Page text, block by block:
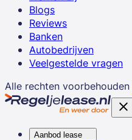
Blogs
Reviews
Banken
Autobedrijven
Veelgestelde vragen
Alle rechten voorbehouden
Aanbod lease